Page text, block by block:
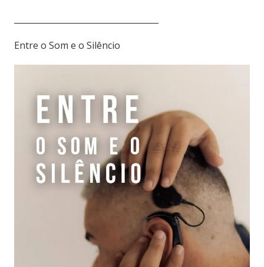
Entre o Som e o Silêncio